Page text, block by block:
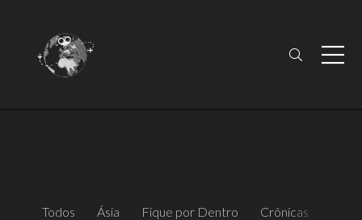
Todos Ásia Fique por Dentro Crônicas